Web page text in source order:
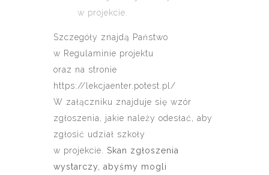
w projekcie.
Szczegóły znajdą Państwo
w Regulaminie projektu
oraz na stronie
https://lekcjaenter.potest.pl/
W załączniku znajduje się wzór
zgłoszenia, jakie należy odesłać, aby
zgłosić udział szkoły
w projekcie. Skan zgłoszenia
wystarczy, abyśmy mogli